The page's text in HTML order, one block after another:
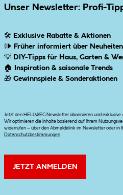
Unser Newsletter: Profi-
🛠 Exklusive Rabatte & Aktionen
🕪 Früher informiert über
💡 DIY-Tipps für Haus, Garten &
🏠
Inspiration & saisonale Trends
🎁 Gewinnspiele & Sonderaktionen
Jetzt den HELLWEG Newsletter abonnieren und
Wir optimieren die Inhalte basierend auf Ihrem
widerrufen – über den Abmeldelink im Newsletter oder in
Datenschutzbestimmungen
JETZT ANMELDEN